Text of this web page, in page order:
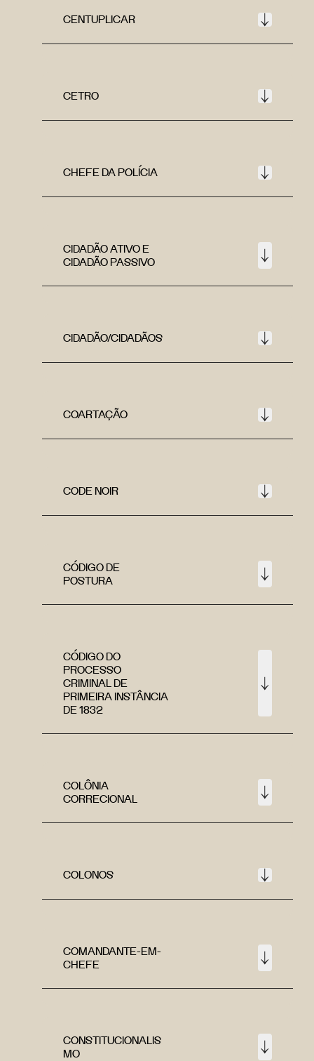
CENTUPLICAR
CETRO
CHEFE DA POLÍCIA
CIDADÃO ATIVO E
CIDADÃO PASSIVO
CIDADÃO/CIDADÃOS
COARTAÇÃO
CODE NOIR
CÓDIGO DE
POSTURA
CÓDIGO DO
PROCESSO
CRIMINAL DE
PRIMEIRA INSTÂNCIA
DE 1832
COLÔNIA
CORRECIONAL
COLONOS
COMANDANTE-EM-
CHEFE
CONSTITUCIONALIS
MO